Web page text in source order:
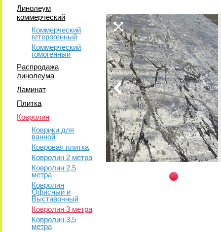
Линолеум
коммерческий
Коммерческий
гетерогенный
Коммерческий
гомогенный
Распродажа
линолеума
Ламинат
Плитка
Ковролин
Коврики для
ванной
Ковровая плитка
Ковролин 2 метра
Ковролин 2,5
метра
Ковролин
Офисный и
Выставочный
Ковролин 3 метра
Ковролин 3,5
метра